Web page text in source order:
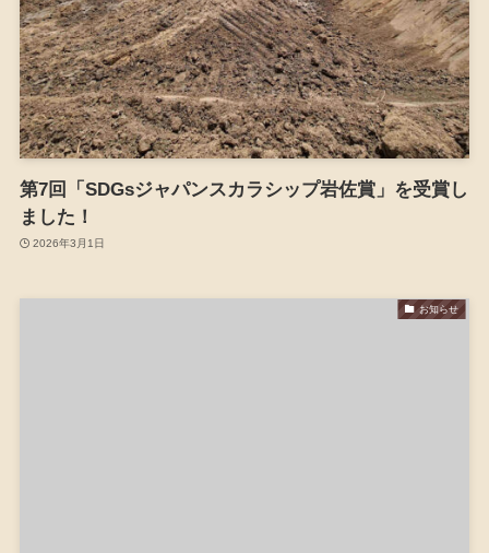
第7回「SDGsジャパンスカラシップ岩佐賞」を受賞し
ました！
2026年3月1日
お知らせ